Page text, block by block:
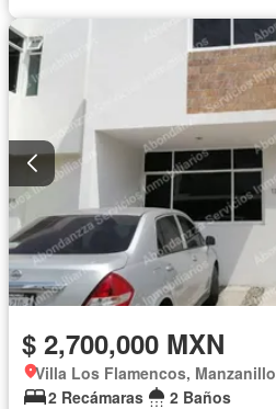
$ 2,700,000 MXN
Villa Los Flamencos, Manzanillo
2 Recámaras
2 Baños